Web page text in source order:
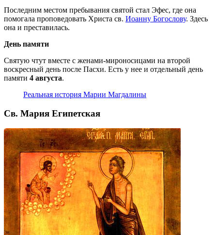
Последним местом пребывания святой стал Эфес, где она
помогала проповедовать Христа св. Иоанну Богослову. Здесь
она и преставилась.
День памяти
Святую чтут вместе с женами-мироносицами на второй
воскресный день после Пасхи. Есть у нее и отдельный день
памяти 4 августа.
Реальная история Марии Магдалины
Св. Мария Египетская